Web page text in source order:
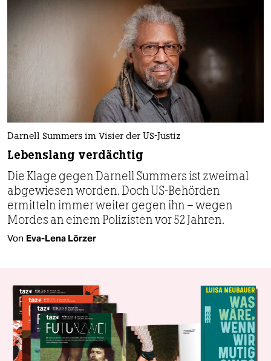
Darnell Summers im Visier der US-Justiz
Lebenslang verdächtig
Die Klage gegen Darnell Summers ist zweimal
abgewiesen worden. Doch US-Behörden
ermitteln immer weiter gegen ihn – wegen
Mordes an einem Polizisten vor 52 Jahren.
Von Eva-Lena Lörzer